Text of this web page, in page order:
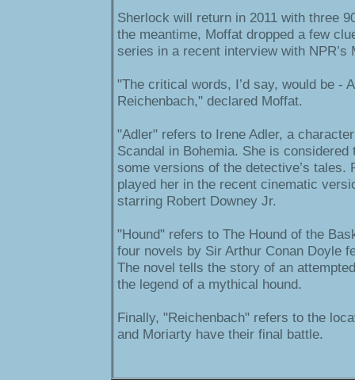
Sherlock will return in 2011 with three
the meantime, Moffat dropped a few
series in a recent interview with NPR’s
"The critical words, I’d say, would be -
Reichenbach," declared Moffat.
"Adler" refers to Irene Adler, a
Scandal in Bohemia. She is
some versions of the detective’s tales.
played her in the recent cinematic
starring Robert Downey Jr.
"Hound" refers to The Hound of the
four novels by Sir Arthur Conan Doyle
The novel tells the story of an
the legend of a mythical hound.
Finally, "Reichenbach" refers to the
and Moriarty have their final battle.